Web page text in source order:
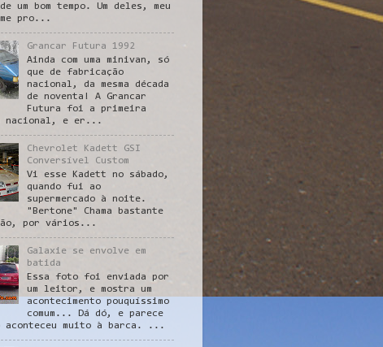
um bom tempo. Um deles, meu
pro...
Grancar Futura 1992
Ainda com uma minivan, só
que de fabricação
nacional, da mesma década
de noventa! A Grancar
Futura foi a primeira
nacional, e er...
Chevrolet Kadett GSI
Conversível Custom
Vi esse Kadett no sábado,
quando fui ao
supermercado à noite.
"Bertone" Chama bastante
por vários...
Galaxie se envolve em
batida
Essa foto foi enviada por
um leitor, e mostra um
acontecimento pouquíssimo
comum... Dá dó, e parece
aconteceu muito à barca. ...